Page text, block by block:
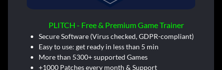
PLITCH - Free & Premium Game Trainer
Secure Software (Virus checked, GDPR-compliant)
Easy to use: get ready in less than 5 min
More than 5300+ supported Games
+1000 Patches every month & Support